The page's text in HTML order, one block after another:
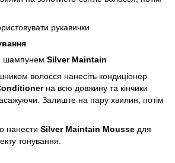
рукавички.
шампунем Silver Maintain
волосся нанесіть кондиціонер
на всю довжину та кінчики
Залиште на пару хвилин, потім
нанести Silver Maintain Mousse для
тонування.